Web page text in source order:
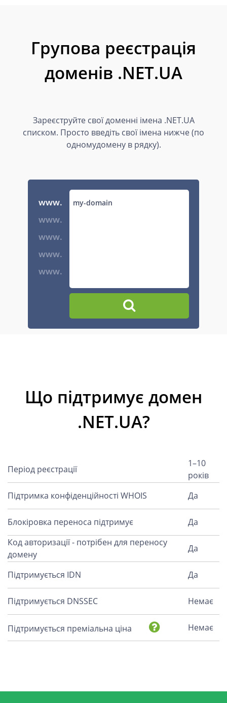
Групова реєстрація
доменів .NET.UA
Зареєструйте свої доменні імена .NET.UA
списком. Просто введіть свої імена нижче (по
одномудомену в рядку).
www.
www.
www.
www.
www.
Що підтримує домен
.NET.UA?
Період реєстрації
1–10
років
Підтримка конфіденційності WHOIS
Да
Блокіровка переноса підтримує
Да
Код авторизації - потрібен для переносу
домену
Да
Підтримується IDN Да
Підтримується DNSSEC Немає
Підтримується преміальна ціна Немає